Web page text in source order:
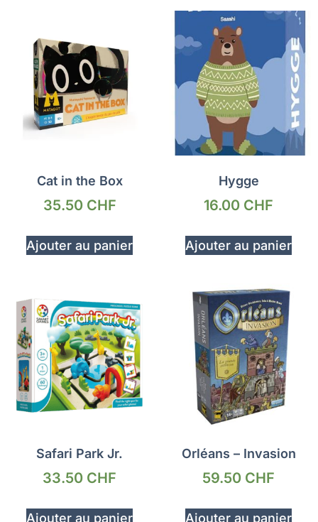
Cat in the Box
35.50 CHF
Ajouter au panier
Hygge
16.00 CHF
Ajouter au panier
Safari Park Jr.
33.50 CHF
Ajouter au panier
Orléans – Invasion
59.50 CHF
Ajouter au panier